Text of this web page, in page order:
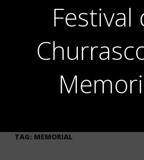
Festival
TAG: MEMORIAL